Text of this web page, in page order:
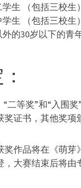
生 （包括三校生）
生 （包括三校生）
的30岁以下的青
“二等奖”和“入围
奖证书，其他奖项
奖作品将在《萌芽
，大赛结束后将由